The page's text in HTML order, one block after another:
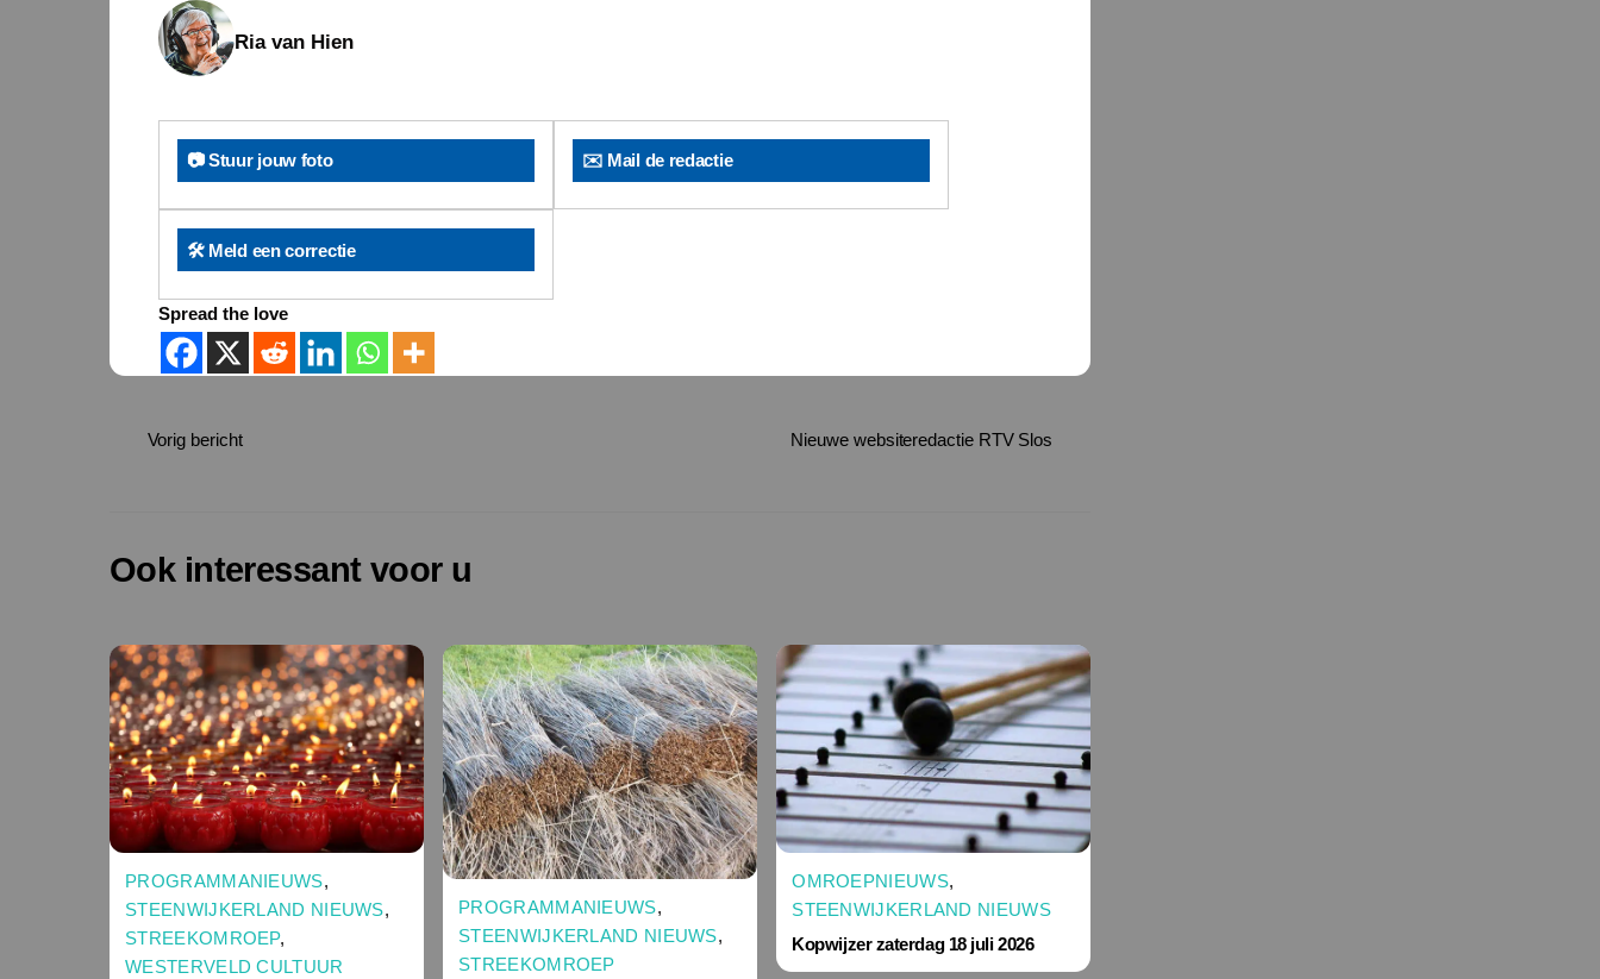
Ria van Hien
📷 Stuur jouw foto ✉️ Mail de redactie
🛠️ Meld een correctie
Spread the love
Vorig bericht Nieuwe websiteredactie RTV Slos
Ook interessant voor u
PROGRAMMANIEUWS,
STEENWIJKERLAND NIEUWS,
STREEKOMROEP,
WESTERVELD CULTUUR
PROGRAMMANIEUWS,
STEENWIJKERLAND NIEUWS,
STREEKOMROEP
OMROEPNIEUWS,
STEENWIJKERLAND NIEUWS
Kopwijzer zaterdag 18 juli 2026